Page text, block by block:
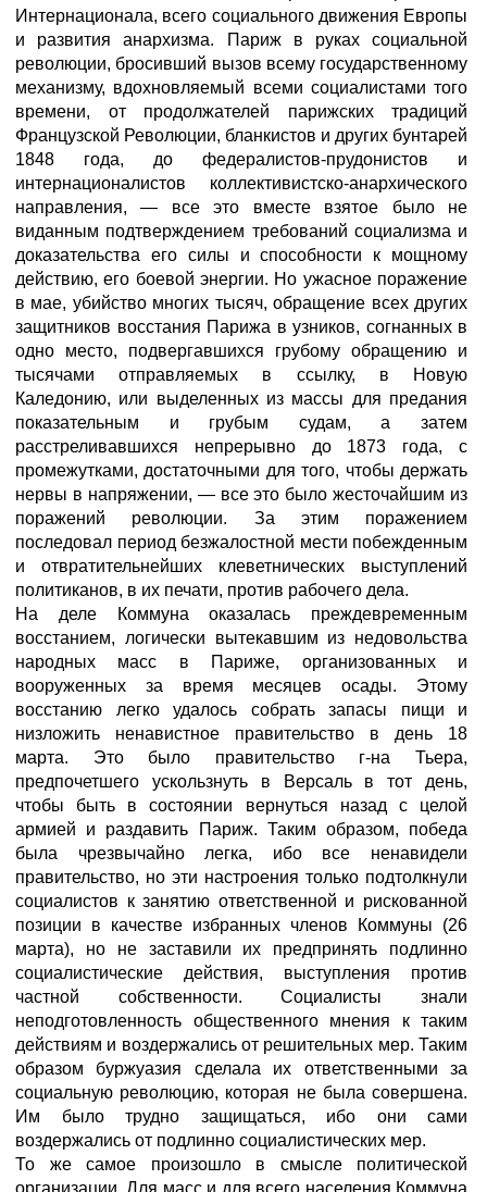
Интернационала, всего социального движения Европы
и развития анархизма. Париж в руках социальной
революции, бросивший вызов всему государственному
механизму, вдохновляемый всеми социалистами того
времени, от продолжателей парижских традиций
Французской Революции, бланкистов и других бунтарей
1848 года, до федералистов-прудонистов и
интернационалистов коллективистско-анархического
направления, — все это вместе взятое было не
виданным подтверждением требований социализма и
доказательства его силы и способности к мощному
действию, его боевой энергии. Но ужасное поражение
в мае, убийство многих тысяч, обращение всех других
защитников восстания Парижа в узников, согнанных в
одно место, подвергавшихся грубому обращению и
тысячами отправляемых в ссылку, в Новую
Каледонию, или выделенных из массы для предания
показательным и грубым судам, а затем
расстреливавшихся непрерывно до 1873 года, с
промежутками, достаточными для того, чтобы держать
нервы в напряжении, — все это было жесточайшим из
поражений революции. За этим поражением
последовал период безжалостной мести побежденным
и отвратительнейших клеветнических выступлений
политиканов, в их печати, против рабочего дела.
На деле Коммуна оказалась преждевременным
восстанием, логически вытекавшим из недовольства
народных масс в Париже, организованных и
вооруженных за время месяцев осады. Этому
восстанию легко удалось собрать запасы пищи и
низложить ненавистное правительство в день 18
марта. Это было правительство г-на Тьера,
предпочетшего ускользнуть в Версаль в тот день,
чтобы быть в состоянии вернуться назад с целой
армией и раздавить Париж. Таким образом, победа
была чрезвычайно легка, ибо все ненавидели
правительство, но эти настроения только подтолкнули
социалистов к занятию ответственной и рискованной
позиции в качестве избранных членов Коммуны (26
марта), но не заставили их предпринять подлинно
социалистические действия, выступления против
частной собственности. Социалисты знали
неподготовленность общественного мнения к таким
действиям и воздержались от решительных мер. Таким
образом буржуазия сделала их ответственными за
социальную революцию, которая не была совершена.
Им было трудно защищаться, ибо они сами
воздержались от подлинно социалистических мер.
То же самое произошло в смысле политической
организации. Для масс и для всего населения Коммуна